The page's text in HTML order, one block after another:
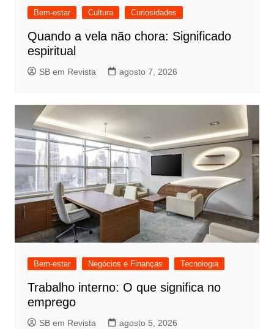
Bem-estar Cultura Curiosidades
Quando a vela não chora: Significado
espiritual
SB em Revista agosto 7, 2026
Bem-estar Negócios e Finanças Tecnologia
Trabalho interno: O que significa no
emprego
SB em Revista agosto 5, 2026